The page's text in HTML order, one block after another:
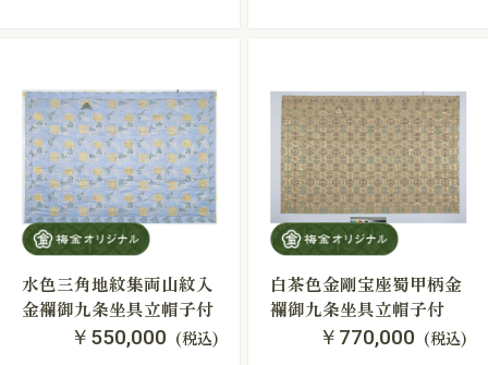
水色三角地紋集両山紋入
金襴御九条坐具立帽子付
￥550,000 (税込)
白茶色金剛宝座蜀甲柄金
襴御九条坐具立帽子付
￥770,000 (税込)